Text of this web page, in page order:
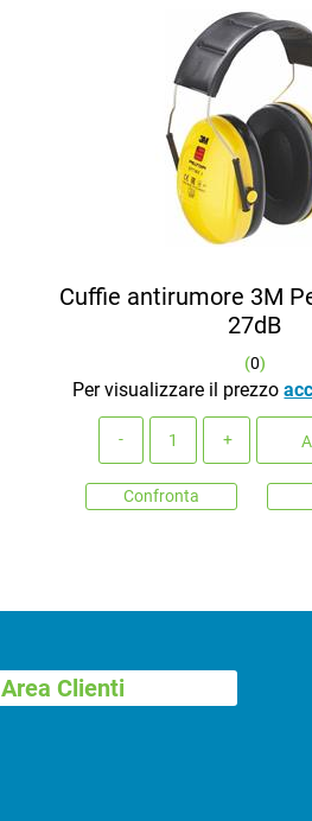
Cuffie antirumore 3M
27dB
(0)
Per visualizzare il prezzo
Confronta
Area Clienti